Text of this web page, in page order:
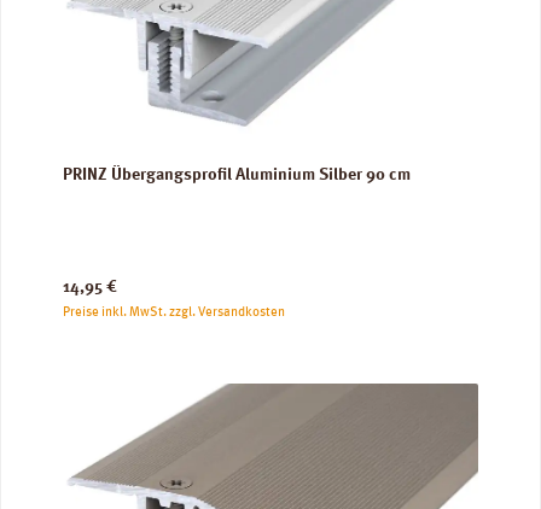
PRINZ Übergangsprofil Aluminium Silber 90 cm
Regulärer Preis:
14,95 €
Preise inkl. MwSt. zzgl. Versandkosten